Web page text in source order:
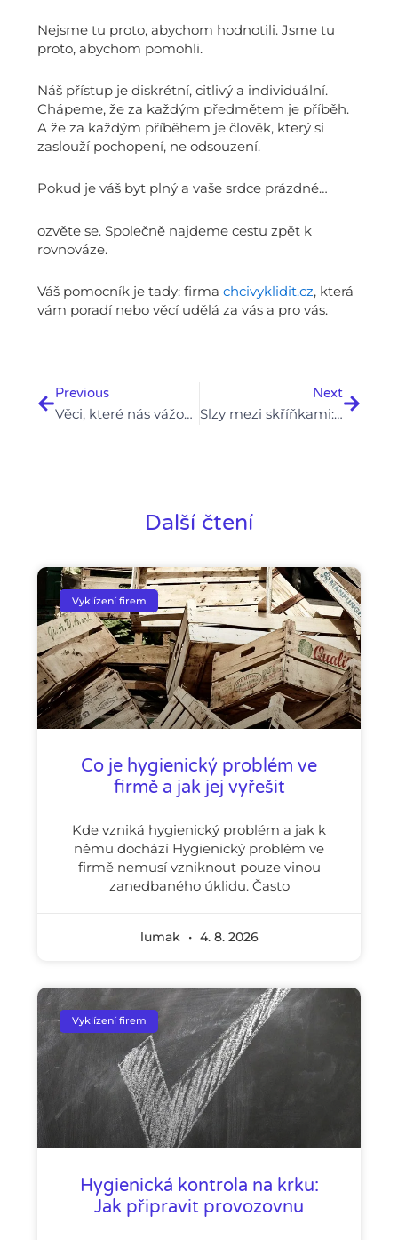
Nejsme tu proto, abychom hodnotili. Jsme tu
proto, abychom pomohli.
Náš přístup je diskrétní, citlivý a individuální.
Chápeme, že za každým předmětem je příběh.
A že za každým příběhem je člověk, který si
zaslouží pochopení, ne odsouzení.
Pokud je váš byt plný a vaše srdce prázdné…
ozvěte se. Společně najdeme cestu zpět k
rovnováze.
Váš pomocník je tady: firmachcivyklidit.cz, která
vám poradí nebo věcí udělá za vás a pro vás.
Previous
Věci, které nás vážou: Jak rozpoznat, kdy držíme – a kdy jsme drženi
Next
Slzy mezi skříňkami: Když se vyklízení stane terapií
Další čtení
Vyklízení firem
Co je hygienický problém ve
firmě a jak jej vyřešit
Kde vzniká hygienický problém a jak k
němu dochází Hygienický problém ve
firmě nemusí vzniknout pouze vinou
zanedbaného úklidu. Často
lumak 4. 8. 2026
Vyklízení firem
Hygienická kontrola na krku:
Jak připravit provozovnu